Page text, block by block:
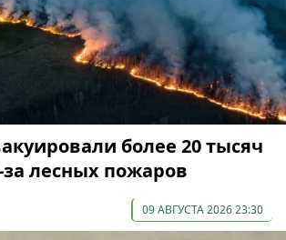
более 20 тысяч
лесных пожаров
09 АВГУСТА 2026 23:30